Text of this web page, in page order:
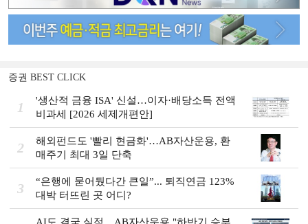
증권 BEST CLICK
1
'생산적 금융 ISA' 신설…이자·배당소득 전액
비과세 [2026 세제개편안]
2
해외펀드도 '빨리 현금화'…AB자산운용, 환
매주기 최대 3일 단축
3
“은행에 묻어뒀다간 큰일”... 퇴직연금 123%
대박 터뜨린 곳 어디?